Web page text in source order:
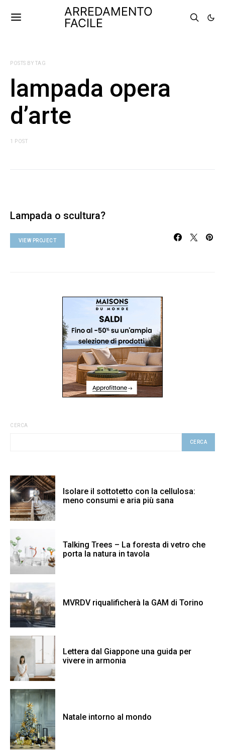
ARREDAMENTO
FACILE
POSTS BY TAG
lampada opera
d’arte
1 POST
Lampada o scultura?
VIEW PROJECT
CERCA
CERCA
Isolare il sottotetto con la cellulosa:
meno consumi e aria più sana
Talking Trees – La foresta di vetro che
porta la natura in tavola
MVRDV riqualificherà la GAM di Torino
Lettera dal Giappone una guida per
vivere in armonia
Natale intorno al mondo